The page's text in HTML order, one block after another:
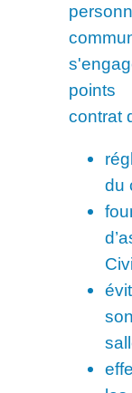
points
contrat
du